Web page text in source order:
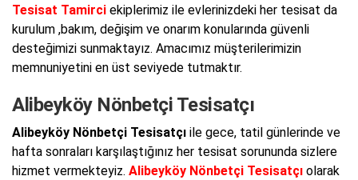
Tesisat Tamirci ekiplerimiz ile evlerinizdeki her tesisat da
kurulum ,bakım, değişim ve onarım konularında güvenli
desteğimizi sunmaktayız. Amacımız müşterilerimizin
memnuniyetini en üst seviyede tutmaktır.
Alibeyköy Nönbetçi Tesisatçı
Alibeyköy Nönbetçi Tesisatçı ile gece, tatil günlerinde ve
hafta sonraları karşılaştığınız her tesisat sorununda sizlere
hizmet vermekteyiz. Alibeyköy Nönbetçi Tesisatçı olarak